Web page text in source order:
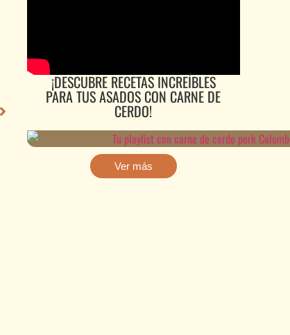
¡DESCUBRE RECETAS INCREÍBLES
PARA TUS ASADOS CON CARNE DE
CERDO!
Ver más